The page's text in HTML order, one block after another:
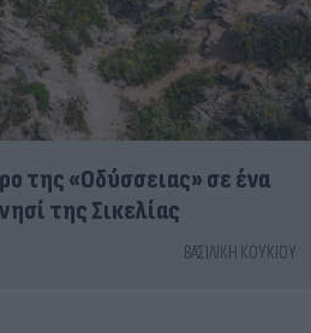
της «Οδύσσειας» σε ένα
της Σικελίας
ΒΑΣΙΛΙΚΉ ΚΟΥΚΊΟΥ